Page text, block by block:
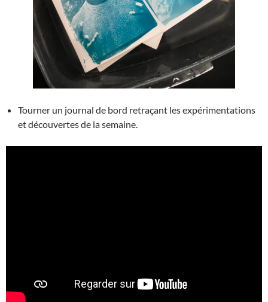
Tourner un journal de bord retraçant les expérimentations
et découvertes de la semaine.